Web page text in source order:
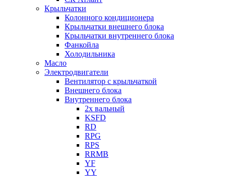
Крыльчатки
Колонного кондиционера
Крыльчатки внешнего блока
Крыльчатки внутреннего блока
Фанкойла
Холодильника
Масло
Электродвигатели
Вентилятор с крыльчаткой
Внешнего блока
Внутреннего блока
2х вальный
KSFD
RD
RPG
RPS
RRMB
YF
YY